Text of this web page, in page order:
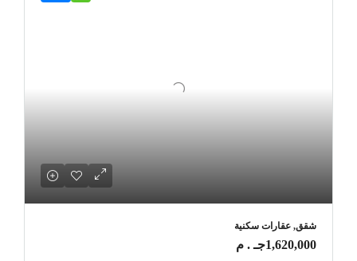
شقق, عقارات سكنية
1,620,000جـ . م